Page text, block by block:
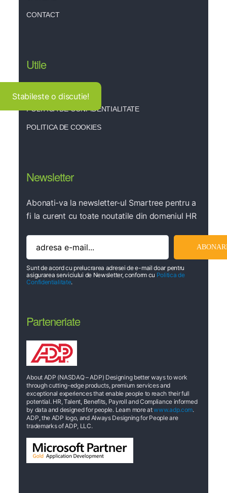
Stabileste o discutie!
CONTACT
Utile
POLITICA DE CONFIDENTIALITATE
POLITICA DE COOKIES
Newsletter
Abonati-va la newsletter-ul Smartree pentru a
fi la curent cu toate noutatile din domeniul HR
Sunt de acord cu prelucrarea adresei de e-mail doar pentru
asigurarea serviciului de Newsletter, conform cu Politica de
Confidentialitate.
Parteneriate
About ADP (NASDAQ – ADP) Designing better ways to work
through cutting-edge products, premium services and
exceptional experiences that enable people to reach their full
potential. HR, Talent, Benefits, Payroll and Compliance informed
by data and designed for people. Learn more atwww.adp.com.
ADP, the ADP logo, and Always Designing for People are
trademarks of ADP, LLC.